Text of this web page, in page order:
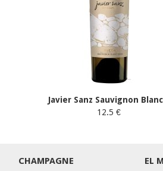
Javier Sanz Sauvignon
12.5 €
CHAMPAGNE EL